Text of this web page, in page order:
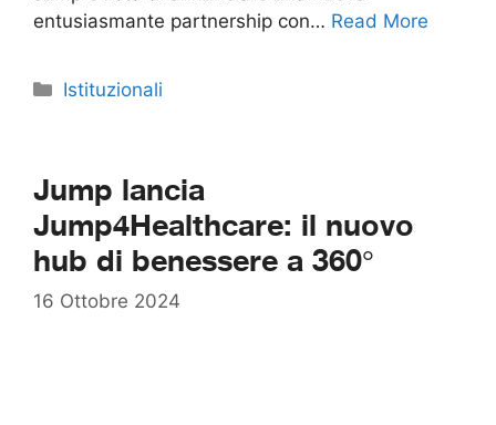
entusiasmante partnership con… Read More
Categorie
Istituzionali
Jump lancia
Jump4Healthcare: il nuovo
hub di benessere a 360°
16 Ottobre 2024